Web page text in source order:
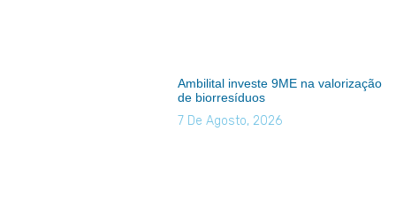
Ambilital investe 9ME na valorização
de biorresíduos
7 De Agosto, 2026